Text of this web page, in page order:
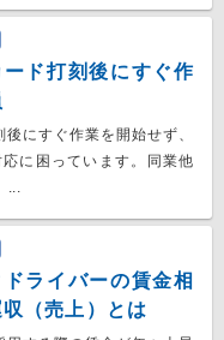
ド打刻後にすぐ作
にすぐ作業を開始せず、
に困っています。同業他
...
ライバーの賃金相
（売上）とは